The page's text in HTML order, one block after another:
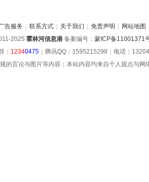
告服务 联系方式 关于我们 免责声明 网站地图
2025 霍林河信息港 备案编号： 蒙ICP备11001371
： 12340475；腾讯QQ：1595215298；电话：
的言论与图片等内容；本站内容均来自个人观点与网